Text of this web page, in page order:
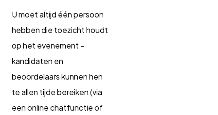
U moet altijd één persoon
hebben die toezicht houdt
op het evenement –
kandidaten en
beoordelaars kunnen hen
te allen tijde bereiken (via
een online chatfunctie of